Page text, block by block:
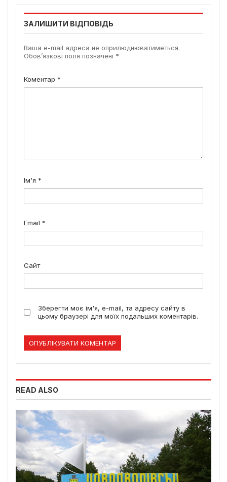
ЗАЛИШИТИ ВІДПОВІДЬ
Ваша e-mail адреса не оприлюднюватиметься.
Обов’язкові поля позначені *
Коментар *
Ім'я *
Email *
Сайт
Зберегти моє ім'я, e-mail, та адресу сайту в
цьому браузері для моїх подальших коментарів.
READ ALSO